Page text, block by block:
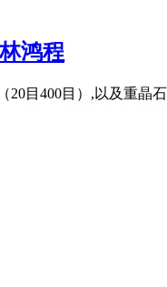
鸿程
目400目）,以及重晶